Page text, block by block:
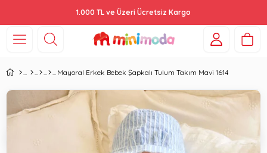
1.000 TL ve Üzeri Ücretsiz Kargo
Mayoral Erkek Bebek Şapkalı Tulum Takım Mavi 1614